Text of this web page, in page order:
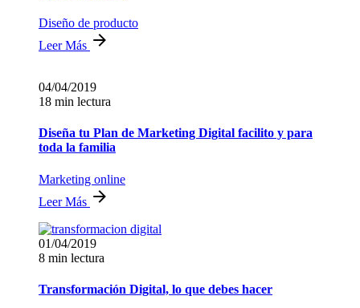
Diseño de producto
Leer Más
04/04/2019
18 min lectura
Diseña tu Plan de Marketing Digital facilito y para
toda la familia
Marketing online
Leer Más
01/04/2019
8 min lectura
Transformación Digital, lo que debes hacer